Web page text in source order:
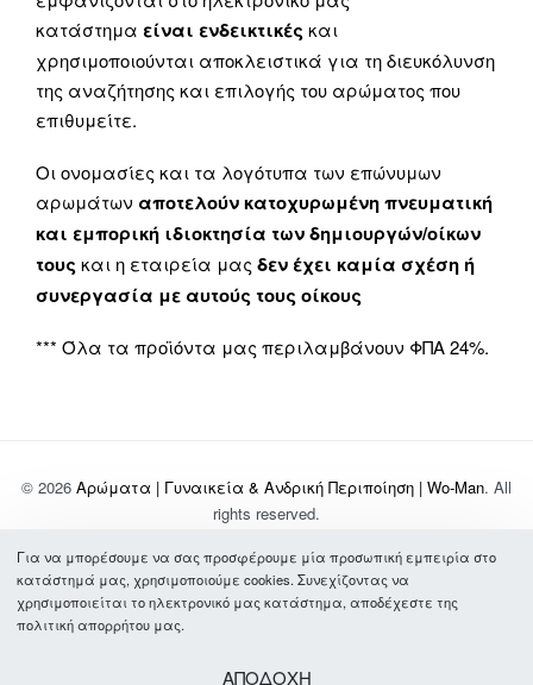
κατάστημα είναι ενδεικτικές και
χρησιμοποιούνται αποκλειστικά για τη διευκόλυνση
της αναζήτησης και επιλογής του αρώματος που
επιθυμείτε.
Οι ονομασίες και τα λογότυπα των επώνυμων
αρωμάτων αποτελούν κατοχυρωμένη πνευματική
και εμπορική ιδιοκτησία των δημιουργών/οίκων
τους και η εταιρεία μας δεν έχει καμία σχέση ή
συνεργασία με αυτούς τους οίκους
*** Όλα τα προϊόντα μας περιλαμβάνουν ΦΠΑ 24%.
© 2026 Αρώματα | Γυναικεία & Ανδρική Περιποίηση | Wo-Man. All
rights reserved.
Σχετικά με Εμάς
Τρόποι Πληρωμής & Αποστολής
Συχνές Ερωτήσεις
Πολιτική Απορρήτου
Για να μπορέσουμε να σας προσφέρουμε μία προσωπική εμπειρία στο
κατάστημά μας, χρησιμοποιούμε cookies. Συνεχίζοντας να
χρησιμοποιείται το ηλεκτρονικό μας κατάστημα, αποδέχεστε της
πολιτική απορρήτου μας.
ΑΠΟΔΟΧΗ